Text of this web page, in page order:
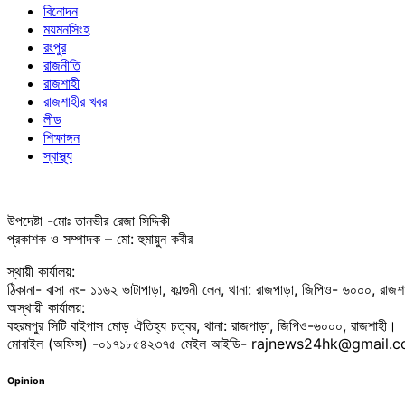
বিনোদন
ময়মনসিংহ
রংপুর
রাজনীতি
রাজশাহী
রাজশাহীর খবর
লীড
শিক্ষাঙ্গন
স্বাস্থ্য
উপদেষ্টা -মোঃ তানভীর রেজা সিদ্দিকী
প্রকাশক ও সম্পাদক – মো: হুমায়ুন কবীর
স্থায়ী কার্যালয়:
ঠিকানা- বাসা নং- ১১৬২ ভাটাপাড়া, ফাল্গুনী লেন, থানা: রাজপাড়া, জিপিও- ৬০০০,
অস্থায়ী কার্যালয়:
বহরমপুর সিটি বাইপাস মোড় ঐতিহ্য চত্বর, থানা: রাজপাড়া, জিপিও-৬০০০, রাজশাহী।
মোবাইল (অফিস) -০১৭১৮৫৪২৩৭৫ মেইল আইডি-
Opinion